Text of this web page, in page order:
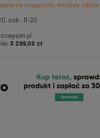
na magazynie, możliwy odbiór
sob.: 11-20
3 299,00 zł